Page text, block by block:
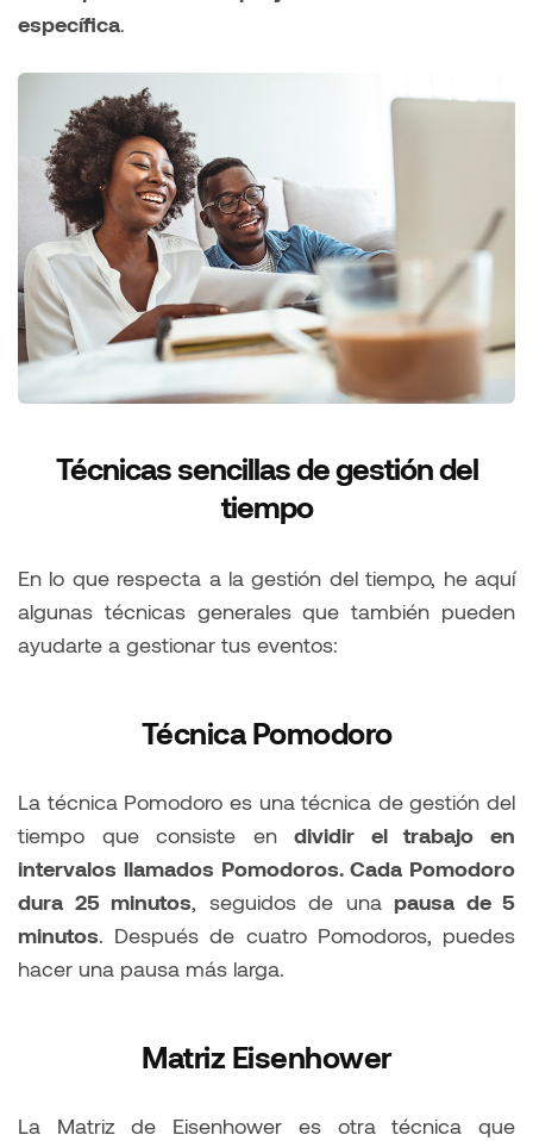
específica.
Técnicas sencillas de gestión del
tiempo
En lo que respecta a la gestión del tiempo, he aquí
algunas técnicas generales que también pueden
ayudarte a gestionar tus eventos:
Técnica Pomodoro
La técnica Pomodoro es una técnica de gestión del
tiempo que consiste endividir el trabajo en
intervalos llamados Pomodoros. Cada Pomodoro
dura 25 minutos, seguidos de una pausa de 5
minutos. Después de cuatro Pomodoros, puedes
hacer una pausa más larga.
Matriz Eisenhower
La Matriz de Eisenhower es otra técnica que